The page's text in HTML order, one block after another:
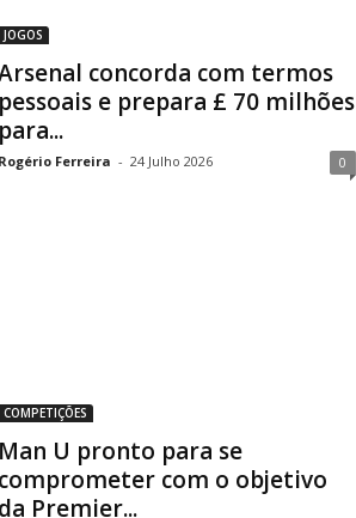
JOGOS
concorda com termos
pessoais e prepara £ 70 milhões
para...
Rogério Ferreira - 24 Julho 2026 0
COMPETIÇÕES
Man U pronto para se
comprometer com o objetivo
da Premier...